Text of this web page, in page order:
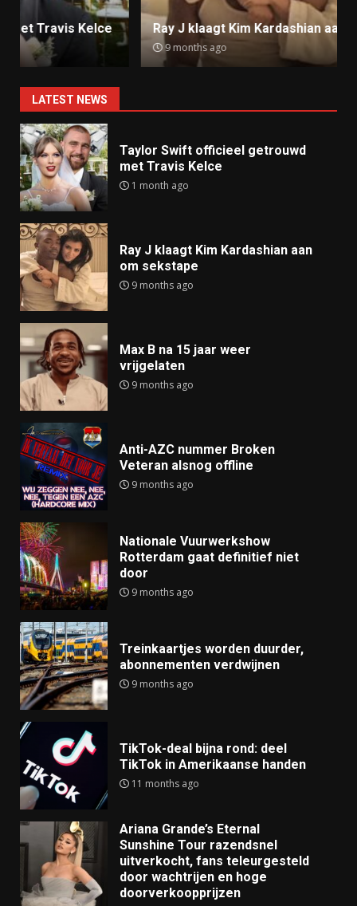
Ray J klaagt Kim Kardashian aan om sekstape
9 months ago
LATEST NEWS
Taylor Swift officieel getrouwd
met Travis Kelce
1 month ago
Ray J klaagt Kim Kardashian aan
om sekstape
9 months ago
Max B na 15 jaar weer
vrijgelaten
9 months ago
Anti-AZC nummer Broken
Veteran alsnog offline
9 months ago
Nationale Vuurwerkshow
Rotterdam gaat definitief niet
door
9 months ago
Treinkaartjes worden duurder,
abonnementen verdwijnen
9 months ago
TikTok-deal bijna rond: deel
TikTok in Amerikaanse handen
11 months ago
Ariana Grande’s Eternal
Sunshine Tour razendsnel
uitverkocht, fans teleurgesteld
door wachtrijen en hoge
doorverkoopprijzen